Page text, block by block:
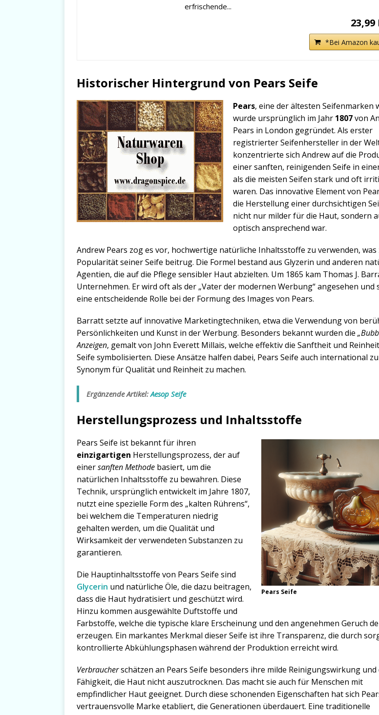
erfrischende...
23,99
*Bei Amazon
Historischer Hintergrund von Pears Seife
Pears, eine der ältesten Seifenmarken
wurde ursprünglich im Jahr 1807von
Pears in London gegründet. Als erster
registrierter Seifenhersteller in der
konzentrierte sich Andrew auf die
einer sanften, reinigenden Seife in
als die meisten Seifen stark und oft
waren. Das innovative Element von
die Herstellung einer durchsichtigen
nicht nur milder für die Haut, sondern
optisch ansprechend war.
Andrew Pears zog es vor, hochwertige natürliche Inhaltsstoffe zu verwenden, was
Popularität seiner Seife beitrug. Die Formel bestand aus Glyzerin und anderen
Agentien, die auf die Pflege sensibler Haut abzielten. Um 1865 kam Thomas J.
Unternehmen. Er wird oft als der „Vater der modernen Werbung“ angesehen und
eine entscheidende Rolle bei der Formung des Images von Pears.
Barratt setzte auf innovative Marketingtechniken, etwa die Verwendung von
Persönlichkeiten und Kunst in der Werbung. Besonders bekannt wurden die
Anzeigen, gemalt von John Everett Millais, welche effektiv die Sanftheit und
Seife symbolisierten. Diese Ansätze halfen dabei, Pears Seife auch international
Synonym für Qualität und Reinheit zu machen.
Ergänzende Artikel:Aesop Seife
Herstellungsprozess und Inhaltsstoffe
Pears Seife
Pears Seife ist bekannt für ihren
einzigartigen Herstellungsprozess, der auf
einersanften Methode basiert, um die
natürlichen Inhaltsstoffe zu bewahren. Diese
Technik, ursprünglich entwickelt im Jahre 1807,
nutzt eine spezielle Form des „kalten Rührens“,
bei welchem die Temperaturen niedrig
gehalten werden, um die Qualität und
Wirksamkeit der verwendeten Substanzen zu
garantieren.
Die Hauptinhaltsstoffe von Pears Seife sind
Glycerin und natürliche Öle, die dazu beitragen,
dass die Haut hydratisiert und geschützt wird.
Hinzu kommen ausgewählte Duftstoffe und
Farbstoffe, welche die typische klare Erscheinung und den angenehmen Geruch
erzeugen. Ein markantes Merkmal dieser Seife ist ihre Transparenz, die durch
kontrollierte Abkühlungsphasen während der Produktion erreicht wird.
Verbraucherschätzen an Pears Seife besonders ihre milde Reinigungswirkung und
Fähigkeit, die Haut nicht auszutrocknen. Das macht sie auch für Menschen mit
empfindlicher Haut geeignet. Durch diese schonenden Eigenschaften hat sich
vertrauensvolle Marke etabliert, die Generationen überdauert. Eine traditionelle